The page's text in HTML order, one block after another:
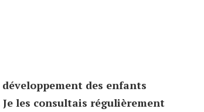
des enfants
les consultais régulièrement